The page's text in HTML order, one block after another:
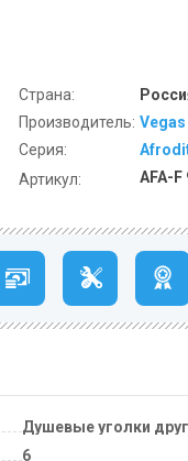
Страна:
Производитель:
Серия:
Артикул:
Душевые уголки
6